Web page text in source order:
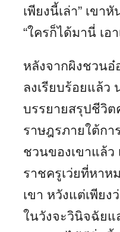
เพียงนี้เล่า” เขา
“ใครก็ได้มานี่ เอ
หลังจากผิงชวน
ลงเรียบร้อยแล้ว
บรรยายสรุปชีวิต
ราษฎรภายใต้กา
ชวนของเขาแล้
ราชครูเว่ยที่หาห
เขา หวังแต่เพีย
ในวังจะวินิจฉัยแ